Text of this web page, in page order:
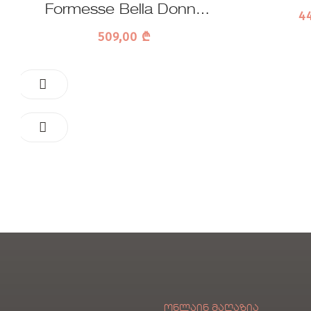
Formesse Bella Donna
White ხალათი
509,00 ₾
ᲝᲜᲚᲐᲘᲜ ᲛᲐᲦᲐᲖᲘᲐ